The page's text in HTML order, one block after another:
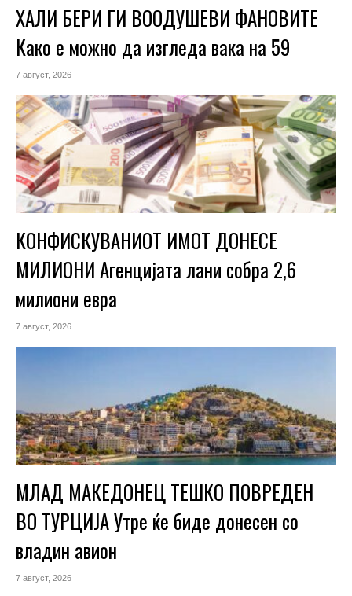
ХАЛИ БЕРИ ГИ ВООДУШЕВИ ФАНОВИТЕ
Како е можно да изгледа вака на 59
7 август, 2026
КОНФИСКУВАНИОТ ИМОТ ДОНЕСЕ
МИЛИОНИ Агенцијата лани собра 2,6
милиони евра
7 август, 2026
МЛАД МАКЕДОНЕЦ ТЕШКО ПОВРЕДЕН
ВО ТУРЦИЈА Утре ќе биде донесен со
владин авион
7 август, 2026